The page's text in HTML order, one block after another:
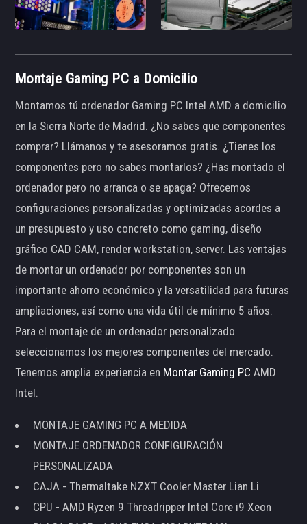
Montaje Gaming PC a Domicilio
Montamos tú ordenador Gaming PC Intel AMD a domicilio
en la Sierra Norte de Madrid. ¿No sabes que componentes
comprar? Llámanos y te asesoramos gratis. ¿Tienes los
componentes pero no sabes montarlos? ¿Has montado el
ordenador pero no arranca o se apaga? Ofrecemos
configuraciones personalizadas y optimizadas acordes a
un presupuesto y uso concreto como gaming, diseño
gráfico CAD CAM, render workstation, server. Las ventajas
de montar un ordenador por componentes son un
importante ahorro económico y la versatilidad para futuras
ampliaciones, así como una vida útil de mínimo 5 años.
Para el montaje de un ordenador personalizado
seleccionamos los mejores componentes del mercado.
Tenemos amplia experiencia en Montar Gaming PC AMD
Intel.
MONTAJE GAMING PC A MEDIDA
MONTAJE ORDENADOR CONFIGURACIÓN
PERSONALIZADA
CAJA - Thermaltake NZXT Cooler Master Lian Li
CPU - AMD Ryzen 9 Threadripper Intel Core i9 Xeon